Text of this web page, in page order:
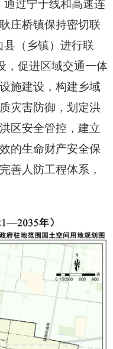
过宁于线和高速连
庄桥镇保持密切联
（乡镇）进行联
，促进区域交通一体
施建设，构建乡域
灾害防御，划定洪
区安全管控，建立
的生命财产安全保
善人防工程体系，